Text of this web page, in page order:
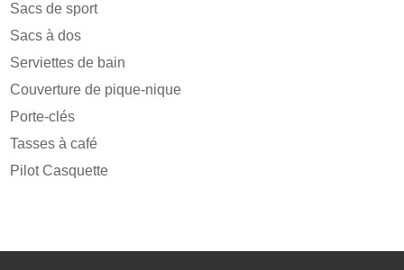
Sacs de sport
Sacs à dos
Serviettes de bain
Couverture de pique-nique
Porte-clés
Tasses à café
Pilot Casquette